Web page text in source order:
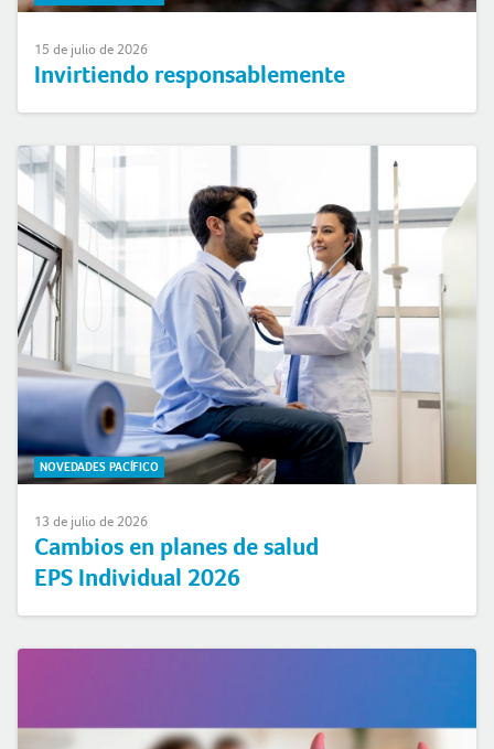
15 de julio de 2026
Invirtiendo responsablemente
NOVEDADES PACÍFICO
13 de julio de 2026
Cambios en planes de salud
EPS Individual 2026